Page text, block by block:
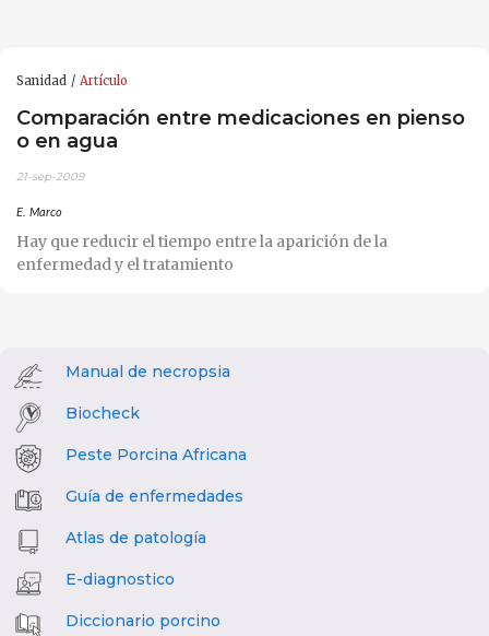
Sanidad Artículo
Comparación entre medicaciones en pienso
o en agua
21-sep-2009
E. Marco
Hay que reducir el tiempo entre la aparición de la
enfermedad y el tratamiento
Manual de necropsia
Biocheck
Peste Porcina Africana
Guía de enfermedades
Atlas de patología
E-diagnostico
Diccionario porcino